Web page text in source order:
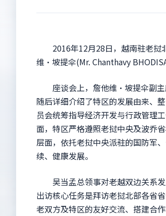
2016年12月28日，越南驻老挝
维·坡提伞(Mr. Chanthavy
座谈会上，詹他维·坡提伞副主
随后详细介绍了特区的发展由来、
员会统筹指导经济开发与行政管理
面，特区严格遵照老挝中央及波乔
层面，依托老挝中央派驻的国防军
续、健康发展。
吴当孟总领事对老越双边关系发
出访核心任务是拜访老挝北部各省
老双方及特区的友好交流、搭建合